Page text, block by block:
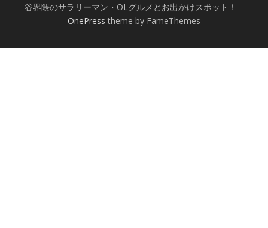
谷界隈のサラリーマン・OLグルメとお出かけスポット！ –
OnePress theme by FameThemes